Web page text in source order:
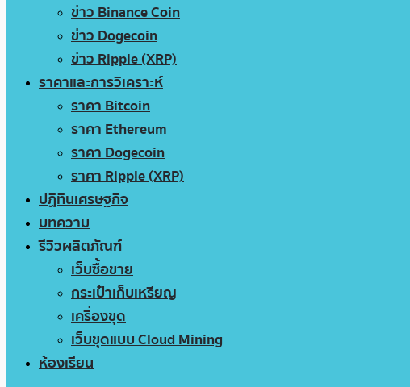
ข่าว Binance Coin
ข่าว Dogecoin
ข่าว Ripple (XRP)
ราคาและการวิเคราะห์
ราคา Bitcoin
ราคา Ethereum
ราคา Dogecoin
ราคา Ripple (XRP)
ปฏิทินเศรษฐกิจ
บทความ
รีวิวผลิตภัณฑ์
เว็บซื้อขาย
กระเป๋าเก็บเหรียญ
เครื่องขุด
เว็บขุดแบบ Cloud Mining
ห้องเรียน